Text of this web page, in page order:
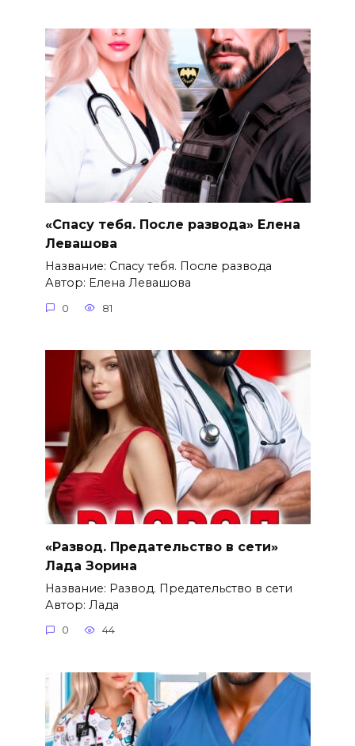
«Спасу тебя. После развода» Елена
Левашова
Название: Спасу тебя. После развода
Автор: Елена Левашова
0 81
«Развод. Предательство в сети»
Лада Зорина
Название: Развод. Предательство в сети
Автор: Лада
0 44